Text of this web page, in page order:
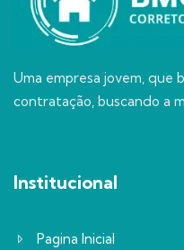
Uma empresa jovem, que
contratação, buscando a
Institucional
Pagina Inicial